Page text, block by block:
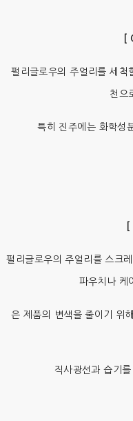
[
펄리글로우의 주얼리를 세척
천으
특히 진주에는 화학성
펄리글로우의 주얼리를 스크
파우치나 케
은 제품의 변색을 줄이기 위
직사광선과 습기